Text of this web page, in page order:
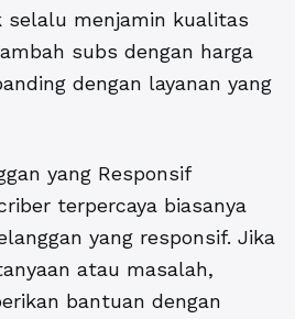
menjamin kualitas
subs dengan harga
dengan layanan yang
yang Responsif
terpercaya biasanya
yang responsif. Jika
atau masalah,
bantuan dengan